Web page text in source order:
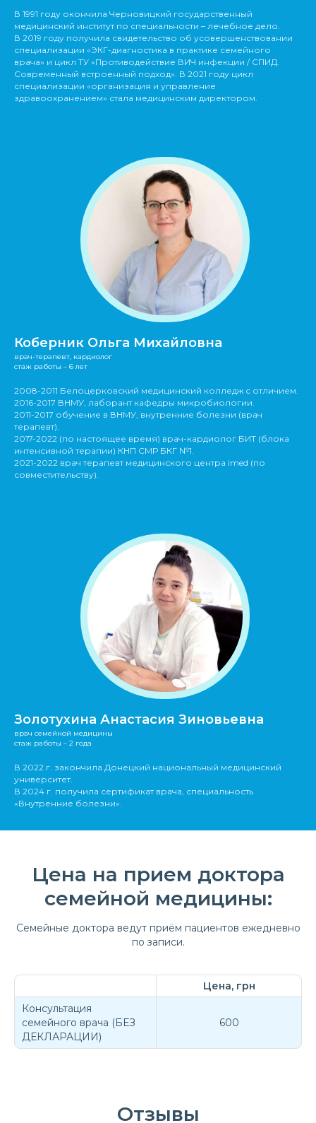
В 1991 году окончила Черновицкий государственный
медицинский институт по специальности – лечебное дело.
В 2019 году получила свидетельство об усовершенствовании
специализации «ЭКГ-диагностика в практике семейного
врача» и цикл ТУ «Противодействие ВИЧ инфекции / СПИД.
Современный встроенный подход». В 2021 году цикл
специализации «организация и управление
здравоохранением» стала медицинским директором.
Коберник Ольга Михайловна
врач-терапевт, кардиолог
cтаж работы – 6 лет
2008-2011 Белоцерковский медицинский колледж с отличием.
2016-2017 ВНМУ, лаборант кафедры микробиологии.
2011-2017 обучение в ВНМУ, внутренние болезни (врач
терапевт).
2017-2022 (по настоящее время) врач-кардиолог БИТ (блока
интенсивной терапии) КНП СМР БКГ №1.
2021-2022 врач терапевт медицинского центра imed (по
совместительству).
Золотухина Анастасия Зиновьевна
врач семейной медицины
cтаж работы – 2 года
В 2022 г. закончила Донецкий национальный медицинский
университет.
В 2024 г. получила сертификат врача, специальность
«Внутренние болезни».
Цена на прием доктора
семейной медицины:
Семейные доктора ведут приём пациентов ежедневно
по записи.
Цена, грн
Консультация
семейного врача (БЕЗ
ДЕКЛАРАЦИИ)
600
Отзывы